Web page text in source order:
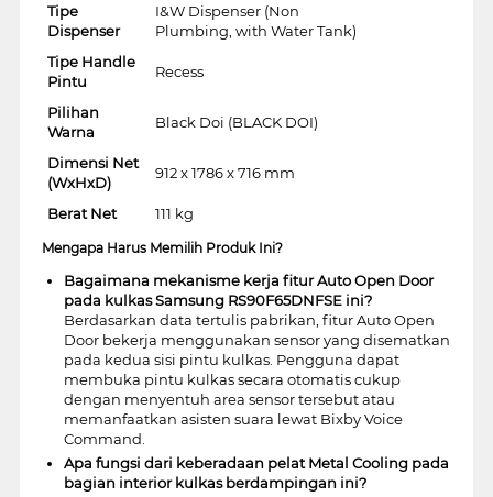
Tipe
Dispenser
I&W Dispenser (Non
Plumbing, with Water Tank)
Tipe Handle
Pintu
Recess
Pilihan
Warna
Black Doi (BLACK DOI)
Dimensi Net
(WxHxD)
912 x 1786 x 716 mm
Berat Net 111 kg
Mengapa Harus Memilih Produk Ini?
Bagaimana mekanisme kerja fitur Auto Open Door
pada kulkas Samsung RS90F65DNFSE ini?
Berdasarkan data tertulis pabrikan, fitur Auto Open
Door bekerja menggunakan sensor yang disematkan
pada kedua sisi pintu kulkas. Pengguna dapat
membuka pintu kulkas secara otomatis cukup
dengan menyentuh area sensor tersebut atau
memanfaatkan asisten suara lewat Bixby Voice
Command.
Apa fungsi dari keberadaan pelat Metal Cooling pada
bagian interior kulkas berdampingan ini?